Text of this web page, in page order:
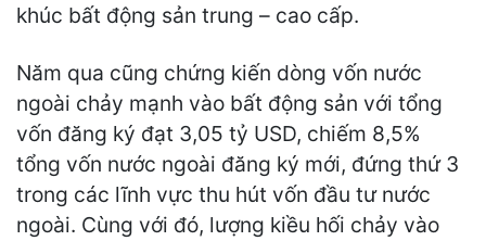
khúc bất động sản trung – cao cấp.
Năm qua cũng chứng kiến dòng vốn nước
ngoài chảy mạnh vào bất động sản với tổng
vốn đăng ký đạt 3,05 tỷ USD, chiếm 8,5%
tổng vốn nước ngoài đăng ký mới, đứng thứ 3
trong các lĩnh vực thu hút vốn đầu tư nước
ngoài. Cùng với đó, lượng kiều hối chảy vào